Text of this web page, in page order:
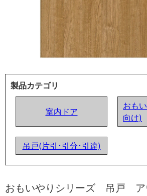
製品カテゴリ
室内ドア
おも
向け)
吊戸(片引･引分･引違)
おもいやりシリーズ 吊戸 ア